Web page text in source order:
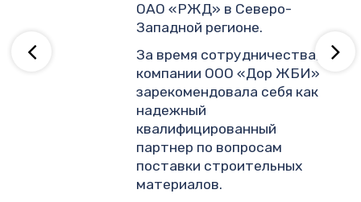
ОАО «РЖД» в Северо-
Западной регионе.
За время сотрудничества,
компании ООО «Дор ЖБИ»
зарекомендовала себя как
надежный
квалифицированный
партнер по вопросам
поставки строительных
материалов.